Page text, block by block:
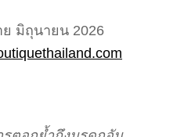
มิถุนายน 2026